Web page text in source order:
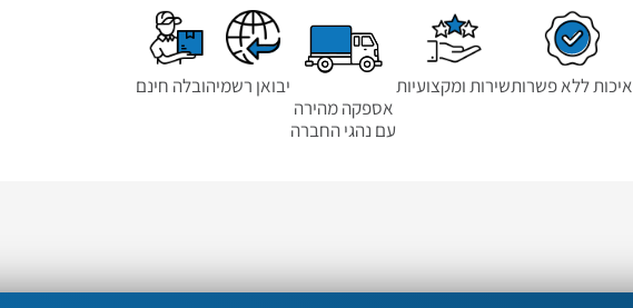
איכות ללא פשרותשירות ומקצועיות
אספקה מהירה
עם נהגי החברה
יבואן רשמיהובלה חינם